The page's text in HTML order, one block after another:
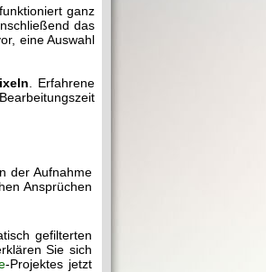
ganz
das
eine Auswahl
. Erfahrene
der Aufnahme
Ansprüchen
gefilterten
Sie sich
-Projektes jetzt